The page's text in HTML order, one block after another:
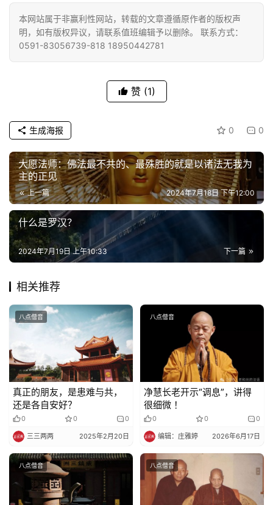
本网站属于非赢利性网站，转载的文章遵循原作者的版权声
明，如有版权异议，请联系值班编辑予以删除。 联系方式：
0591-83056739-818 18950442781
赞 (1)
0 0
生成海报
大愿法师：佛法最不共的、最殊胜的就是以诸法无我为
主的正见
上一篇 2024年7月18日 下午12:00
什么是罗汉？
下一篇
2024年7月19日 上午10:33
相关推荐
八点僧音
真正的朋友，是患难与共，
还是各自安好？
0 0 0
三三两两 2025年2月20日
八点僧音
净慧长老开示“调息”，讲得
很细微 ！
0 0 0
编辑：庄雅婷 2026年6月17日
八点僧音 八点僧音